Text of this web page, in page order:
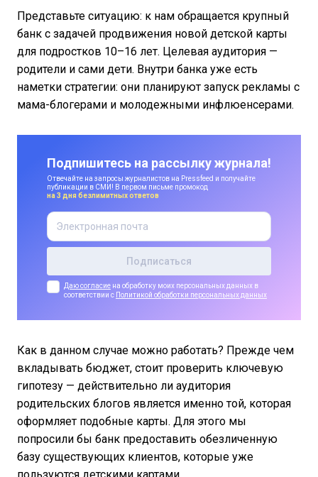
Представьте ситуацию: к нам обращается крупный
банк с задачей продвижения новой детской карты
для подростков 10–16 лет. Целевая аудитория —
родители и сами дети. Внутри банка уже есть
наметки стратегии: они планируют запуск рекламы с
мама-блогерами и молодежными инфлюенсерами.
Подпишитесь на рассылку журнала!
Отвечайте на запросы журналистов на Pressfeed и получайте
публикации в СМИ! В первом письме промокод
на 3 дня безлимитных ответов
Даю согласие на обработку моих персональных данных в
соответствии с
Политикой обработки персональных данных
Как в данном случае можно работать? Прежде чем
вкладывать бюджет, стоит проверить ключевую
гипотезу — действительно ли аудитория
родительских блогов является именно той, которая
оформляет подобные карты. Для этого мы
попросили бы банк предоставить обезличенную
базу существующих клиентов, которые уже